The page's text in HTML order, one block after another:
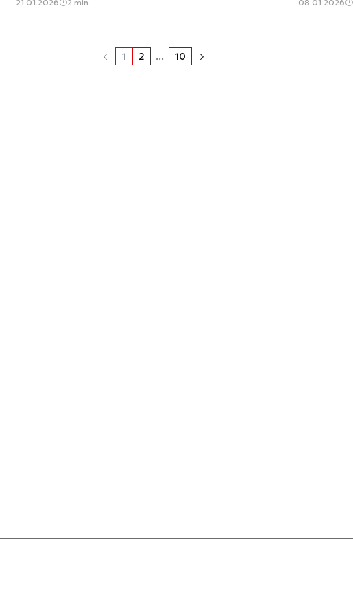
21.01.2026 2 min. 08.01.2026
1 2 ... 10